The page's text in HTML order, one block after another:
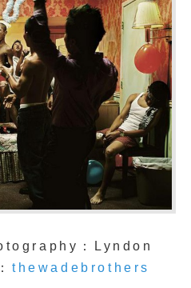
：Lyndon
thewadebrothers